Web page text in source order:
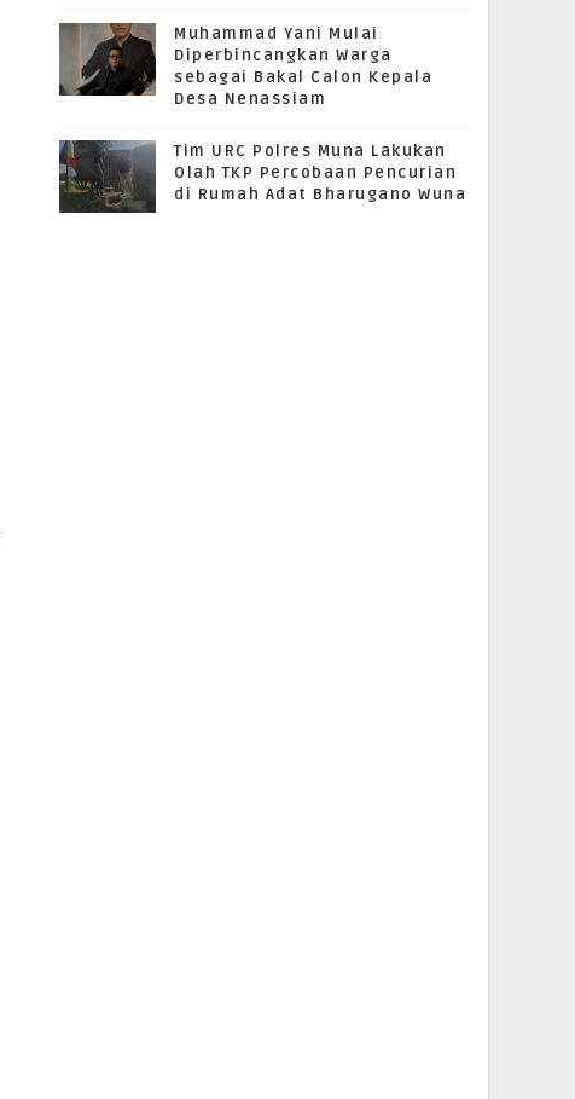
Muhammad Yani Mulai
Diperbincangkan Warga
sebagai Bakal Calon Kepala
Desa Nenassiam
Tim URC Polres Muna Lakukan
Olah TKP Percobaan Pencurian
di Rumah Adat Bharugano Wuna